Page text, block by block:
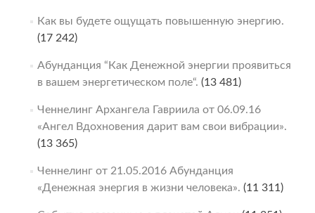
Как вы будете ощущать повышенную энергию.
(17 242)
Абунданция “Как Денежной энергии проявиться
в вашем энергетическом поле“. (13 481)
Ченнелинг Архангела Гавриила от 06.09.16
«Ангел Вдохновения дарит вам свои вибрации».
(13 365)
Ченнелинг от 21.05.2016 Абунданция
«Денежная энергия в жизни человека». (11 311)